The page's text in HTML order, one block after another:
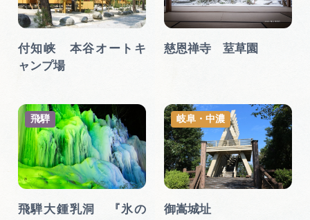
付知峡 本谷オートキ
ャンプ場
慈恩禅寺 荎草園
飛騨大鍾乳洞 『氷の
飛騨
御嵩城址
岐阜・中濃